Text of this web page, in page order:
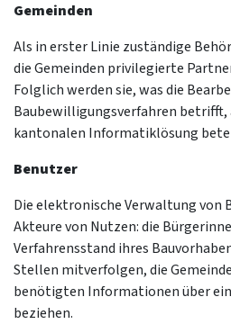
Gemeinden
Als in erster Linie zuständige
die Gemeinden privilegierte
Folglich werden sie, was die
Baubewilligungsverfahren betrifft,
kantonalen Informatiklösung
Benutzer
Die elektronische Verwaltung von
Akteure von Nutzen: die
Verfahrensstand ihres
Stellen mitverfolgen, die
benötigten Informationen über
beziehen.